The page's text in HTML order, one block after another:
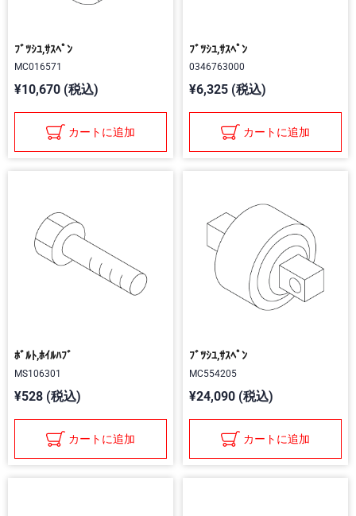
ﾌﾞﾂｼﾕ,ｻｽﾍﾟﾝ
MC016571
¥10,670 (税込)
カートに追加
ﾌﾞﾂｼﾕ,ｻｽﾍﾟﾝ
0346763000
¥6,325 (税込)
カートに追加
ﾎﾞﾙﾄ,ﾎｲﾙﾊﾌﾞ
MS106301
¥528 (税込)
カートに追加
ﾌﾞﾂｼﾕ,ｻｽﾍﾟﾝ
MC554205
¥24,090 (税込)
カートに追加